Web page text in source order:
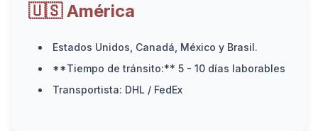
🇺🇸 América
Estados Unidos, Canadá, México y Brasil.
**Tiempo de tránsito:** 5 - 10 días laborables
Transportista: DHL / FedEx